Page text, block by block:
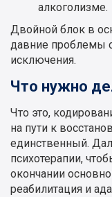
алкоголизме.
Двойной блок в
давние проблемы
исключения.
Что нужно
Что это,
на пути к
единственный.
психотерапии,
окончании
реабилитация и